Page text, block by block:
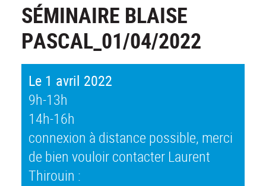
SÉMINAIRE BLAISE
PASCAL_01/04/2022
Le 1 avril 2022
9h-13h
14h-16h
connexion à distance possible, merci
de bien vouloir contacter Laurent
Thirouin :